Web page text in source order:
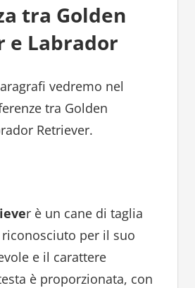
tra Golden
e Labrador
vedremo nel
tra Golden
Retriever.
r è un cane di taglia
per il suo
e il carattere
è proporzionata, con